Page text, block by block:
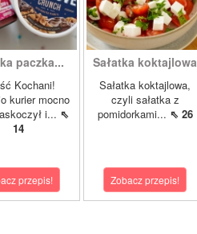
paczka...
Kochani!
kurier mocno
i... ⇖
14
przepis!
Sałatka koktajlowa
Sałatka koktajlowa,
czyli sałatka z
pomidorkami... ⇖ 26
Zobacz przepis!